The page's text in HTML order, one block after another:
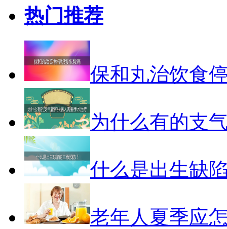
热门推荐
保和丸治饮食
为什么有的支
什么是出生缺
老年人夏季应